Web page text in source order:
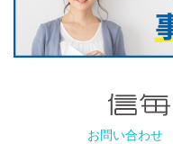
お問い合わせ